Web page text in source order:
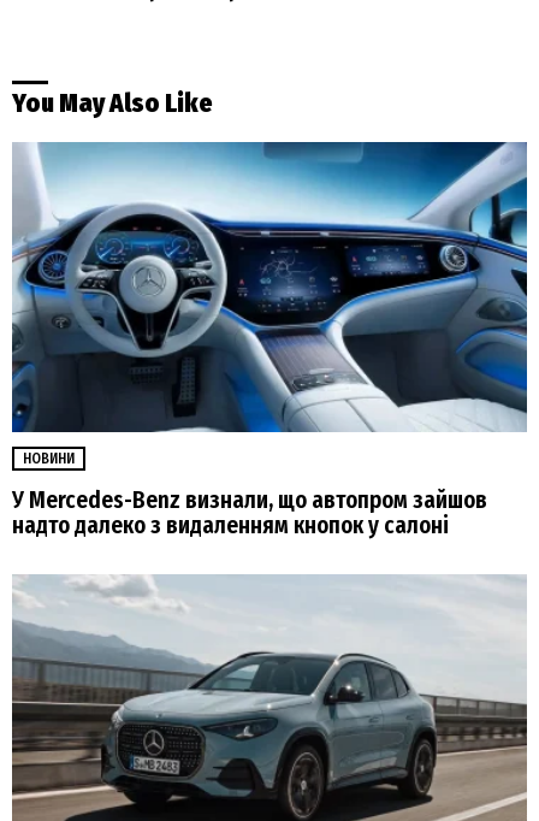
You May Also Like
НОВИНИ
У Mercedes-Benz визнали, що автопром зайшов
надто далеко з видаленням кнопок у салоні